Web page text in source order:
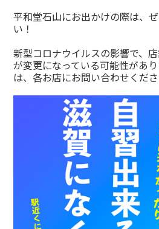
平和堂石山にお出かけの際は、
い！
新型コロナウイルスの影響で、
が変更になっている可能性があ
は、各お店にお問い合わせくださ